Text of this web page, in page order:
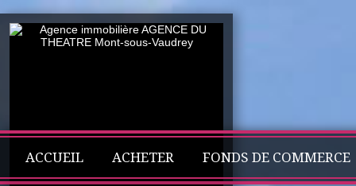
ACCUEIL ACHETER FONDS DE COMMERCE